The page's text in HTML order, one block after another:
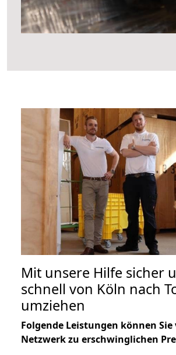
Mit unsere Hilfe sicher
schnell von Köln nach
umziehen
Folgende Leistungen können
Netzwerk zu erschwinglichen